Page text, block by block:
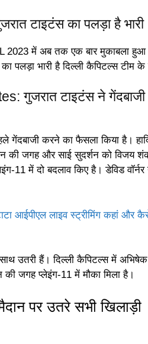
टाइटंस का पलड़ा है भारी
2023 में अब तक एक बार मुकाबला
पलड़ा भारी है दिल्ली कैपिटल्स टीम
गुजरात टाइटंस ने
गेंदबाजी करने का फैसला किया है।
की जगह और साई सुदर्शन को विजय
11 में दो बदलाव किए है। डेविड
आईपीएल लाइव स्ट्रीमिंग कहां और
उतरी हैं। दिल्ली कैपिटल्स में
की जगह प्लेइंग-11 में मौका मिला है।
पर उतरे सभी खिलाड़ी